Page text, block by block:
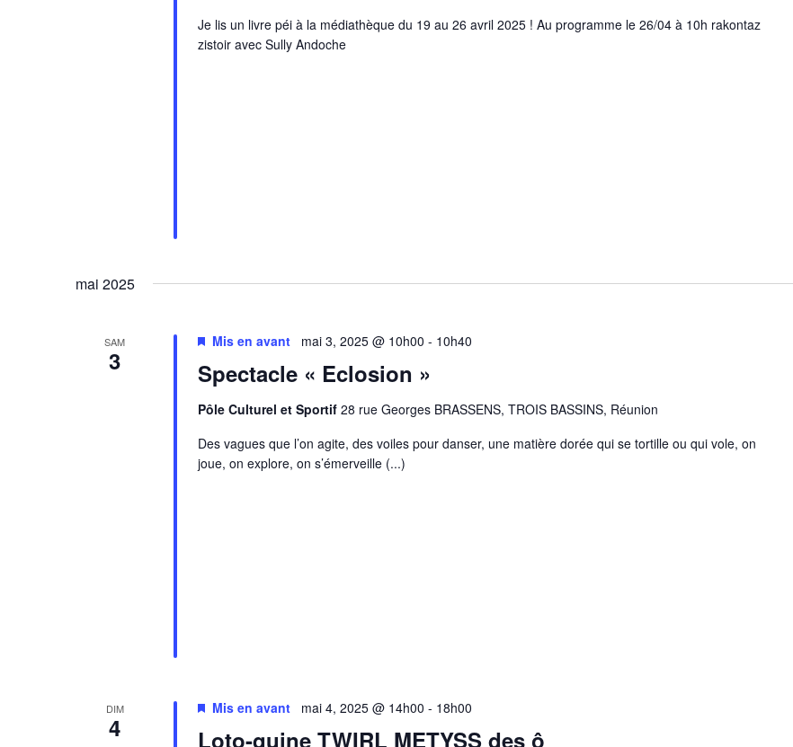
Je lis un livre péi à la médiathèque du 19 au 26 avril 2025 ! Au programme le 26/04 à 10h rakontaz
zistoir avec Sully Andoche
mai 2025
SAM
3 Spectacle « Eclosion »
Mis en avant mai 3, 2025 @ 10h00 - 10h40
Pôle Culturel et Sportif 28 rue Georges BRASSENS, TROIS BASSINS, Réunion
Des vagues que l’on agite, des voiles pour danser, une matière dorée qui se tortille ou qui vole, on
joue, on explore, on s’émerveille (...)
DIM
4 Loto-quine TWIRL METYSS des ô
Mis en avant mai 4, 2025 @ 14h00 - 18h00